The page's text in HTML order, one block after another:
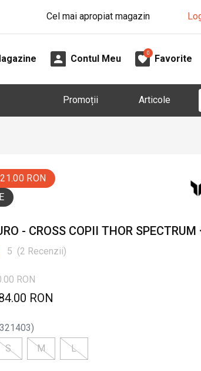
Cel mai apropiat magazin
Contul Meu
0
Favorite
Promoții Articole
RON
- CROSS COPII THOR SPECTRUM
5 (2 Recenzii)
RON
RON
)
S M L